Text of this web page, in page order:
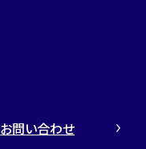
お問い合わせ